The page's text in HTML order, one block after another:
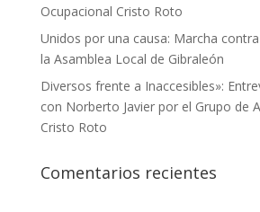
Ocupacional Cristo Roto
Unidos por una causa: Marcha
la Asamblea Local de Gibraleón
Diversos frente a Inaccesibles»:
con Norberto Javier por el Grupo de
Cristo Roto
Comentarios recientes